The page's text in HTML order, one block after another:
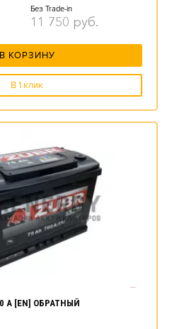
Без Trade-in
11 750 руб.
В КОРЗИНУ
В 1 клик
А [EN] ОБРАТНЫЙ